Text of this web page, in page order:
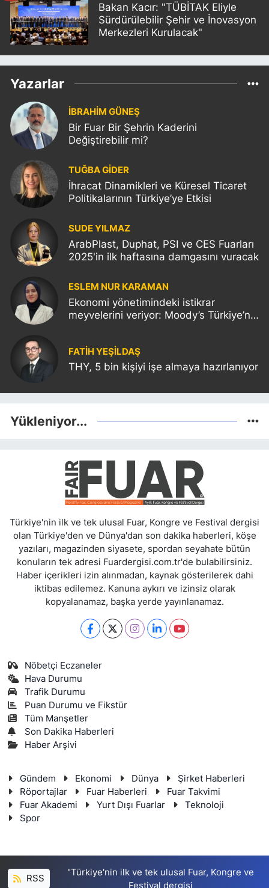
Bakan Kacır: "TÜBİTAK Eliyle
Sürdürülebilir Şehir ve İnovasyon
Merkezleri Kurulacak"
Yazarlar
İBRAHİM GÜNEŞ
Bir Fuar Bir Şehrin Kaderini
Değiştirebilir mi?
TUĞBA GİDER
İhracat Dinamikleri ve Küresel Ticaret
Politikalarının Türkiye’ye Etkisi
SUDE YILMAZ
ArabPlast, Duphat, PSI ve CES Fuarları
2025'in ilk haftasına damgasını vuracak
ESLEM NUR KARAMAN
Ekonomi yönetimindeki istikrar
meyvelerini veriyor: Moody’s Türkiye’nin
FATIH YEŞİLDAŞ
THY, 5 bin kişiyi işe almaya hazırlanıyor
Yükleniyor...
Türkiye'nin ilk ve tek ulusal Fuar, Kongre ve Festival dergisi
olan Türkiye'den ve Dünya'dan son dakika haberleri, köşe
yazıları, magazinden siyasete, spordan seyahate bütün
konuların tek adresi Fuardergisi.com.tr'de bulabilirsiniz.
Haber içerikleri izin alınmadan, kaynak gösterilerek dahi
iktibas edilemez. Kanuna aykırı ve izinsiz olarak
kopyalanamaz, başka yerde yayınlanamaz.
Nöbetçi Eczaneler
Hava Durumu
Trafik Durumu
Puan Durumu ve Fikstür
Tüm Manşetler
Son Dakika Haberleri
Haber Arşivi
Gündem Ekonomi Dünya
Şirket Haberleri
Röportajlar
Fuar Haberleri
Fuar Takvimi
Fuar Akademi
Yurt Dışı Fuarlar
Teknoloji
Spor
RSS
"Türkiye'nin ilk ve tek ulusal Fuar, Kongre ve
Festival dergisi